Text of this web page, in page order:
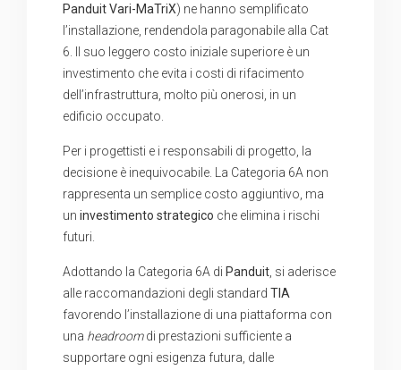
Panduit Vari-MaTriX) ne hanno semplificato
l’installazione, rendendola paragonabile alla Cat
6. Il suo leggero costo iniziale superiore è un
investimento che evita i costi di rifacimento
dell’infrastruttura, molto più onerosi, in un
edificio occupato.
Per i progettisti e i responsabili di progetto, la
decisione è inequivocabile. La Categoria 6A non
rappresenta un semplice costo aggiuntivo, ma
un investimento strategico che elimina i rischi
futuri.
Adottando la Categoria 6A di Panduit , si aderisce
alle raccomandazioni degli standard TIA
favorendo l’installazione di una piattaforma con
una headroomdi prestazioni sufficiente a
supportare ogni esigenza futura, dalle